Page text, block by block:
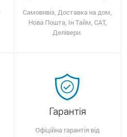
Самовивіз, Доставка на дом,
Нова Пошта, Ін Тайм, САТ,
Делівери.
Гарантія
Офіційна гарантія від